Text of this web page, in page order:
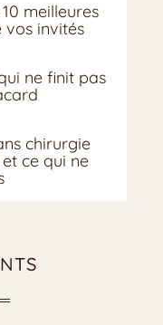
meilleures
vos invités
ne finit pas
chirurgie
ce qui ne